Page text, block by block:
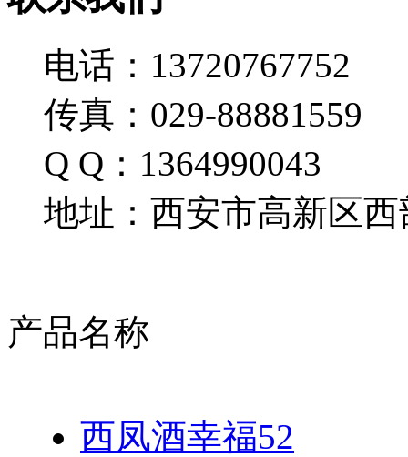
电话：13720767752
传真：029-88881559
Q Q：1364990043
地址：西安市高新区西
产品名称
西凤酒幸福52